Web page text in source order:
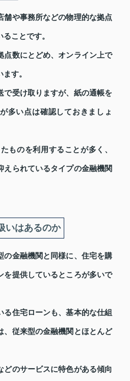
舗や事務所などの物理的な拠点
ことです。
点数にとどめ、オンライン上で
す。
で受け取りますが、紙の通帳を
多い点は確認しておきましょ
ものを利用することが多く、
えられているタイプの金融機関
いはあるのか
の金融機関と同様に、住宅を購
を提供しているところが多いで
る住宅ローンも、基本的な仕組
、従来型の金融機関とほとんど
どのサービスに特色がある傾向